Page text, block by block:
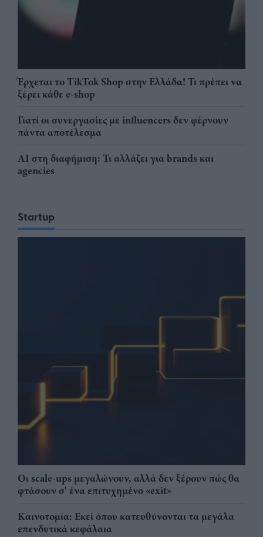
Έρχεται το TikTok Shop στην Ελλάδα! Τι πρέπει να
ξέρει κάθε e-shop
Γιατί οι συνεργασίες με influencers δεν φέρνουν
πάντα αποτέλεσμα
AI στη διαφήμιση: Τι αλλάζει για brands και
agencies
Startup
Οι scale-ups μεγαλώνουν, αλλά δεν ξέρουν πώς θα
φτάσουν σ' ένα επιτυχημένο «exit»
Καινοτομία: Εκεί όπου κατευθύνονται τα μεγάλα
επενδυτικά κεφάλαια